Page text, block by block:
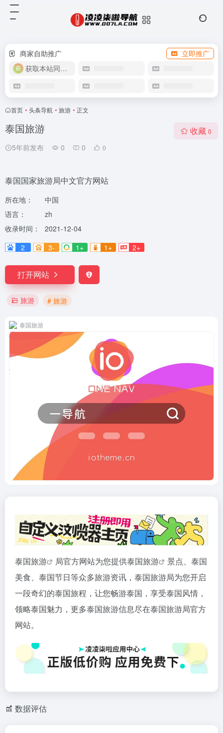
商家自助推广
立即推广
获取本站同款主题
首页 • 头条导航 • 旅游 • 正文
泰国旅游
5年前发布 0 0 0
收藏 0
泰国国家旅游局中文官方网站
所在地：
中国
语言：
zh
收录时间：
2021-12-04
2
3- 1+ 1+ 2+
打开网站
旅游 # 旅游
泰国旅游
泰国旅游 局官方网站为您提供泰国旅游
景点、泰国
美食、泰国节日等众多旅游资讯，泰国旅游局为您开启
一段奇幻的泰国旅程，让您畅游泰国，享受泰国风情，
领略泰国魅力，更多泰国旅游信息尽在泰国旅游局官方
网站。
数据评估